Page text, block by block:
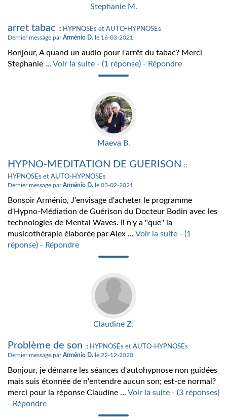
Stephanie M.
arret tabac :: HYPNOSEs et AUTO-HYPNOSEs
Dernier message parArménio D. le 16-03-2021
Bonjour, A quand un audio pour l'arrêt du tabac? Merci
Stephanie ... Voir la suite - (1 réponse) - Répondre
Maeva B.
HYPNO-MEDITATION DE GUERISON
::
HYPNOSEs et AUTO-HYPNOSEs
Dernier message parArménio D. le 03-02-2021
Bonsoir Arménio, J'envisage d'acheter le programme
d'Hypno-Médiation de Guérison du Docteur Bodin avec les
technologies de Mental Waves. Il n'y a "que" la
musicothérapie élaborée par Alex ... Voir la suite - (1
réponse) - Répondre
Claudine Z.
Problème de son :: HYPNOSEs et AUTO-HYPNOSEs
Dernier message parArménio D. le 22-12-2020
Bonjour, je démarre les séances d'autohypnose non guidées
mais suis étonnée de n'entendre aucun son; est-ce normal?
merci pour la réponse Claudine ... Voir la suite - (3 réponses)
- Répondre